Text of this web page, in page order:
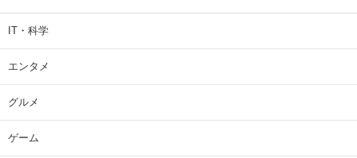
IT・科学
エンタメ
グルメ
ゲーム